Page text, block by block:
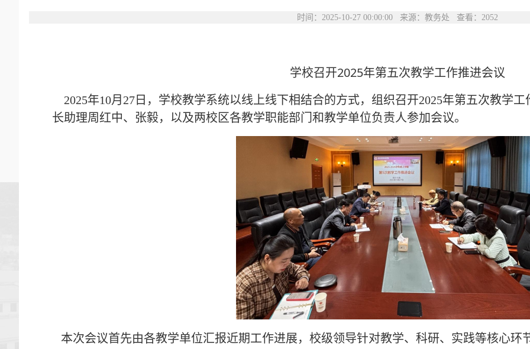
时间：2025-10-27 00:00:00 来源：教务处 查看： 2052
学校召开2025年第五次教学工作推进会议
2025年10月27日，学校教学系统以线上线下相结合的方式，组织召开2025年第五次教学工
长助理周红中、 张毅，以及两校区各教学职能部门和教学单位负责人参加会议。
本次会议首先由各教学单位汇报近期工作进展，校级领导针对教学、科研、实践等核心环